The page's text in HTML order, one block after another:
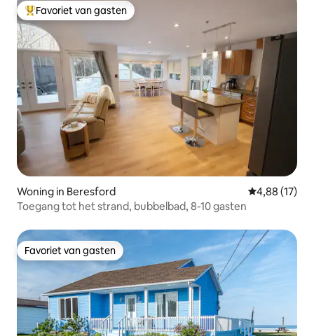
Topfavoriet van gasten
Favoriet van gasten
Woning in Beresford Gemiddelde
4,88 (17)
Toegang tot het strand, bubbelbad, 8-10 gasten
Favoriet van gasten
Favoriet van gasten